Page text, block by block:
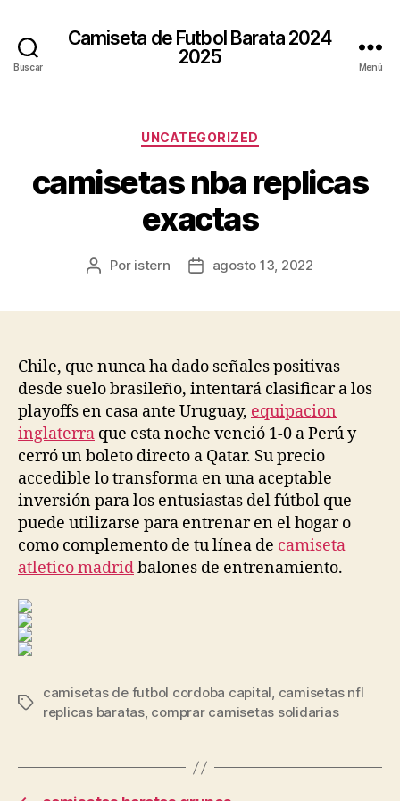
Buscar
Camiseta de Futbol Barata 2024
2025
Menú
Categorías
UNCATEGORIZED
camisetas nba replicas
exactas
Autor
Por istern
Fechaagosto 13, 2022
Chile, que nunca ha dado señales positivas
desde suelo brasileño, intentará clasificar a los
playoffs en casa ante Uruguay, equipacion
inglaterra que esta noche venció 1-0 a Perú y
cerró un boleto directo a Qatar. Su precio
accedible lo transforma en una aceptable
inversión para los entusiastas del fútbol que
puede utilizarse para entrenar en el hogar o
como complemento de tu línea de camiseta
atletico madridbalones de entrenamiento.
Etiquetas
camisetas de futbol cordoba capital, camisetas nfl
replicas baratas, comprar camisetas solidarias